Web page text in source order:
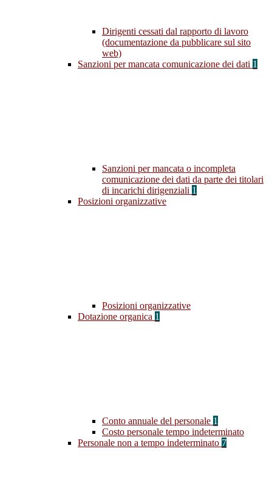
Dirigenti cessati dal rapporto di lavoro
(documentazione da pubblicare sul sito
web)
Sanzioni per mancata comunicazione dei dati 1
Sanzioni per mancata o incompleta
comunicazione dei dati da parte dei titolari
di incarichi dirigenziali 1
Posizioni organizzative
Posizioni organizzative
Dotazione organica 1
Conto annuale del personale 1
Costo personale tempo indeterminato
Personale non a tempo indeterminato 7